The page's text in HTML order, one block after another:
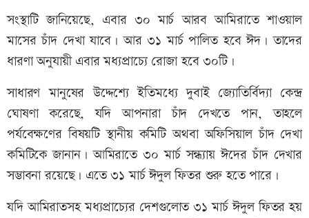
সংস্থাটি জানিয়েছে, এবার ৩০ মার্চ আরব আমিরাতে শাওয়াল
মাসের চাঁদ দেখা যাবে। আর ৩১ মার্চ পালিত হবে ঈদ। তাদের
ধারণা অনুযায়ী এবার মধ্যপ্রাচ্যে রোজা হবে ৩০টি।
সাধারণ মানুষের উদ্দেশ্যে ইতিমধ্যে দুবাই জ্যোতির্বিদ্যা কেন্দ্র
ঘোষণা করেছে, যদি আপনারা চাঁদ দেখতে পান, তাহলে
পর্যবেক্ষণের বিষয়টি স্থানীয় কমিটি অথবা অফিসিয়াল চাঁদ দেখা
কমিটিকে জানান। আমিরাতে ৩০ মার্চ সন্ধ্যায় ঈদের চাঁদ দেখার
সম্ভাবনা রয়েছে। এতে ৩১ মার্চ ঈদুল ফিতর শুরু হতে পারে।
যদি আমিরাতসহ মধ্যপ্রাচ্যের দেশগুলোত ৩১ মার্চ ঈদুল ফিতর হয়